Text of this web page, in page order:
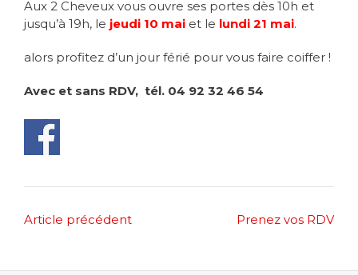
Aux 2 Cheveux vous ouvre ses portes dès 10h et
jusqu’à 19h, le jeudi 10 mai et le lundi 21 mai.
alors profitez d’un jour férié pour vous faire coiffer !
Avec et sans RDV, tél. 04 92 32 46 54
Post
Article précédent Prenez vos RDV